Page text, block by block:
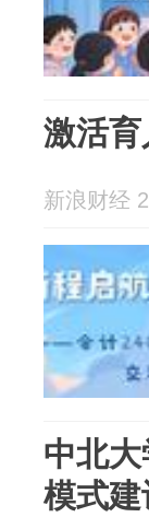
激活
新浪财经
中北
模式